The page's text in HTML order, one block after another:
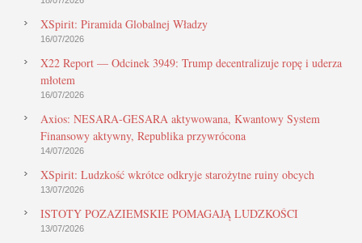
XSpirit: Piramida Globalnej Władzy
16/07/2026
X22 Report — Odcinek 3949: Trump decentralizuje ropę i uderza
młotem
16/07/2026
Axios: NESARA-GESARA aktywowana, Kwantowy System
Finansowy aktywny, Republika przywrócona
14/07/2026
XSpirit: Ludzkość wkrótce odkryje starożytne ruiny obcych
13/07/2026
ISTOTY POZAZIEMSKIE POMAGAJĄ LUDZKOŚCI
13/07/2026